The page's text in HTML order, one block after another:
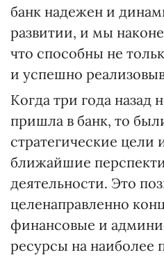
банк надежен и
развитии, и мы
что способны не
и успешно
Когда три года назад
пришла в банк, то
стратегические цели
ближайшие
деятельности. Это
целенаправленно
финансовые и
ресурсы на наиболее